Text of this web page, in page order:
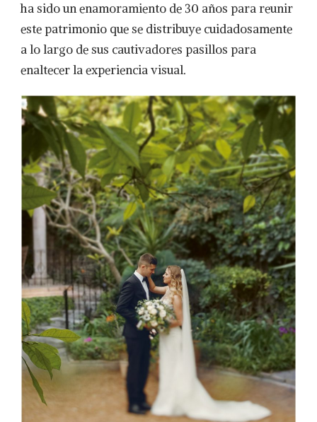
ha sido un enamoramiento de 30 años para reunir
este patrimonio que se distribuye cuidadosamente
a lo largo de sus cautivadores pasillos para
enaltecer la experiencia visual.